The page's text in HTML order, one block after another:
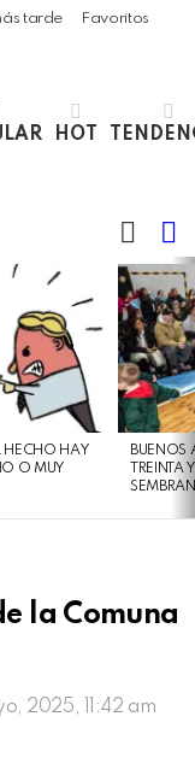
tarde Favoritos
HOT
SKIN
HECHO HAY
O MUY
BUENOS
la Comuna
2025, 11:42 am